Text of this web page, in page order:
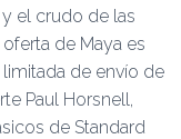
el crudo de las
de Maya es
de envío de
Paul Horsnell,
de Standard